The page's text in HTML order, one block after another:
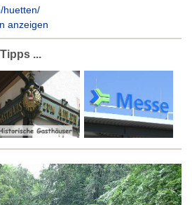
huetten/
anzeigen
...